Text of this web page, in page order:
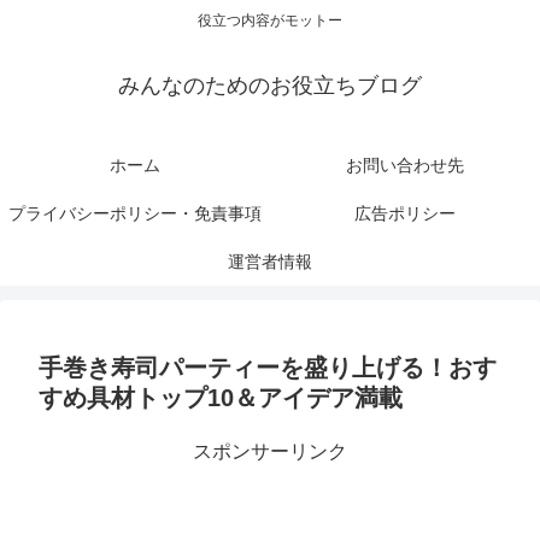
役立つ内容がモットー
みんなのためのお役立ちブログ
ホーム お問い合わせ先
プライバシーポリシー・免責事項 広告ポリシー
運営者情報
手巻き寿司パーティーを盛り上げる！おす
すめ具材トップ10＆アイデア満載
スポンサーリンク